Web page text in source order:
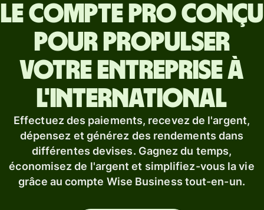
Le compte pro conçu
pour propulser
votre entreprise à
l'international
Effectuez des paiements, recevez de l'argent,
dépensez et générez des rendements dans
différentes devises. Gagnez du temps,
économisez de l'argent et simplifiez-vous la vie
grâce au compte Wise Business tout-en-un.